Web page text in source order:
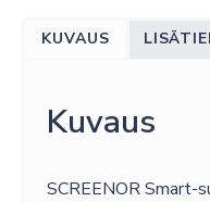
KUVAUS
Kuvaus
SCREENOR